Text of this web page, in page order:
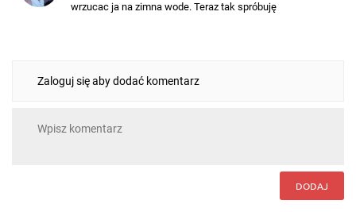
wrzucac ja na zimna wode. Teraz tak spróbuję
Zaloguj się aby dodać komentarz
DODAJ